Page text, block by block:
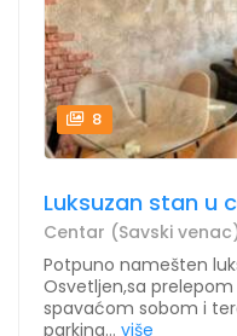
8
Luksuzan stan u
Centar (Savski
Potpuno namešten
Osvetljen,sa
spavaćom sobom i
parking... više